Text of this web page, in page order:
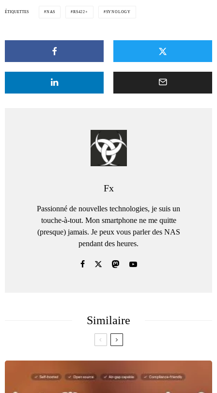
ÉTIQUETTES NAS RS422+ SYNOLOGY
Fx
Passionné de nouvelles technologies, je suis un
touche-à-tout. Mon smartphone ne me quitte
(presque) jamais. Je peux vous parler des NAS
pendant des heures.
Similaire